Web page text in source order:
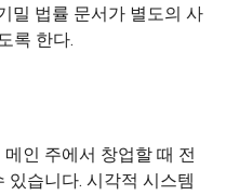
밀 법률 문서가 별도의 사
록 한다.
인 주에서 창업할 때 전
있습니다. 시각적 시스템